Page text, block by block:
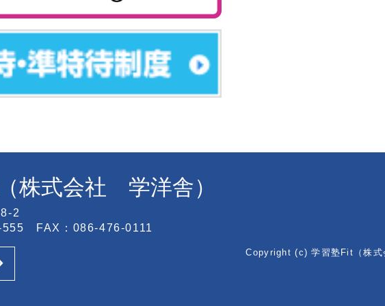
株式会社 学洋舎）
2
555 FAX：086-476-0111
Copyright (c) 学習塾Fit（株